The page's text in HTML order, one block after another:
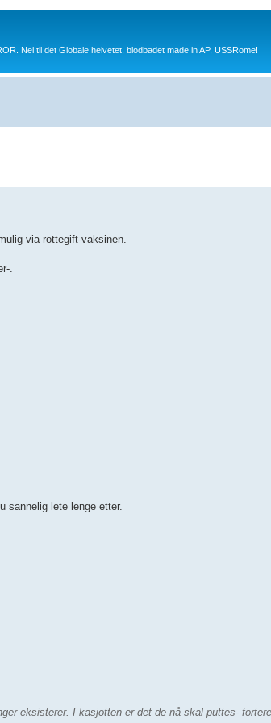
Nei til det Globale helvetet, blodbadet made in AP, USSRome!
via rottegift-vaksinen.
.
sannelig lete lenge etter.
eksisterer. I kasjotten er det de nå skal puttes-